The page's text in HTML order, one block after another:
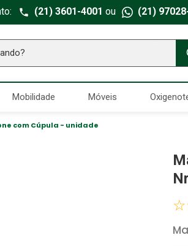
(21) 3601-4001 ou (21)
Mobilidade Móveis
com Cúpula - unidade
☆